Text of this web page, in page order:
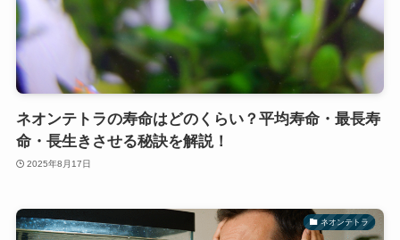
ネオンテトラの寿命はどのくらい？平均寿命・最長寿
命・長生きさせる秘訣を解説！
2025年8月17日
ネオンテトラ